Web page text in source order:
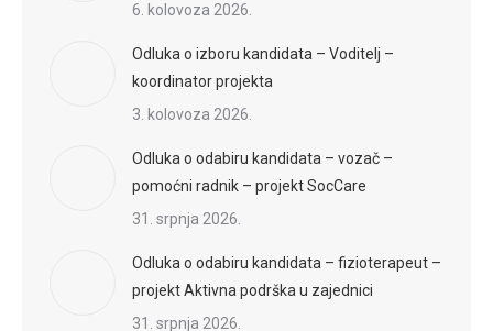
6. kolovoza 2026.
Odluka o izboru kandidata – Voditelj –
koordinator projekta
3. kolovoza 2026.
Odluka o odabiru kandidata – vozač –
pomoćni radnik – projekt SocCare
31. srpnja 2026.
Odluka o odabiru kandidata – fizioterapeut –
projekt Aktivna podrška u zajednici
31. srpnja 2026.